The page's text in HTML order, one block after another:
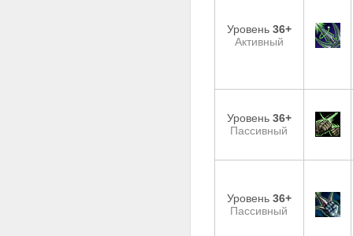
Уровень 36+
Активный
Уровень 36+
Пассивный
Уровень 36+
Пассивный